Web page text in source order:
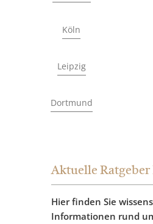
Köln
Leipzig
Dortmund
Aktuelle Ratgeber
Hier finden Sie
Informationen rund